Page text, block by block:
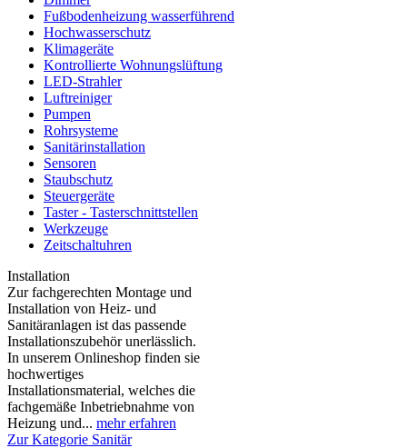
Fußbodenheizung wasserführend
Hochwasserschutz
Klimageräte
Kontrollierte Wohnungslüftung
LED-Strahler
Luftreiniger
Pumpen
Rohrsysteme
Sanitärinstallation
Sensoren
Staubschutz
Steuergeräte
Taster - Tasterschnittstellen
Werkzeuge
Zeitschaltuhren
Installation
Zur fachgerechten Montage und
Installation von Heiz- und
Sanitäranlagen ist das passende
Installationszubehör unerlässlich.
In unserem Onlineshop finden sie
hochwertiges
Installationsmaterial, welches die
fachgemäße Inbetriebnahme von
Heizung und... mehr erfahren
Zur Kategorie Sanitär